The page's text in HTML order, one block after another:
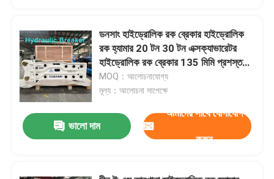
ডনসাং হাইড্রোলিক রক ব্রেকার হাইড্রোলিক
রক হ্যামার 20 টন 30 টন এক্সক্যাভারেটর
হাইড্রোলিক রক ব্রেকার 135 মিমি প্রশস্ত
চিজেলের সাথে HB20G ভাল দাম বিক্রয়ের
জন্য
MOQ：আলোচনাযোগ্য
মূল্য：আলোচনা সাপেক্ষে
ভালো দাম
আমাদের সাথে যোগাযোগ
করুন